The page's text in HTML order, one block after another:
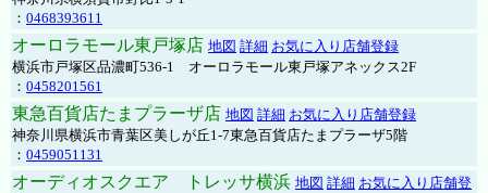
： 0468393611
オーロラモール東戸塚店 地図 詳細 お気に入り店舗登録
横浜市戸塚区品濃町536-1 オーロラモール東戸塚アネックス2F
： 0458201561
東急百貨店たまプラーザ店 地図 詳細 お気に入り店舗登録
神奈川県横浜市青葉区美しが丘1-7東急百貨店たまプラーザ5階
： 0459051131
オーディオスクエア トレッサ横浜 地図 詳細 お気に入り店舗登